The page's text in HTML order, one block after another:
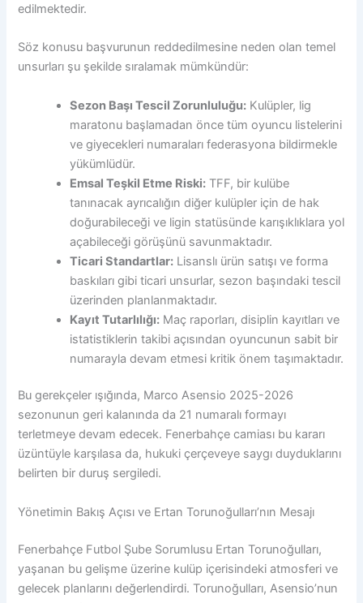
edilmektedir.
Söz konusu başvurunun reddedilmesine neden olan temel
unsurları şu şekilde sıralamak mümkündür:
Sezon Başı Tescil Zorunluluğu: Kulüpler, lig
maratonu başlamadan önce tüm oyuncu listelerini
ve giyecekleri numaraları federasyona bildirmekle
yükümlüdür.
Emsal Teşkil Etme Riski: TFF, bir kulübe
tanınacak ayrıcalığın diğer kulüpler için de hak
doğurabileceği ve ligin statüsünde karışıklıklara yol
açabileceği görüşünü savunmaktadır.
Ticari Standartlar: Lisanslı ürün satışı ve forma
baskıları gibi ticari unsurlar, sezon başındaki tescil
üzerinden planlanmaktadır.
Kayıt Tutarlılığı: Maç raporları, disiplin kayıtları ve
istatistiklerin takibi açısından oyuncunun sabit bir
numarayla devam etmesi kritik önem taşımaktadır.
Bu gerekçeler ışığında, Marco Asensio 2025-2026
sezonunun geri kalanında da 21 numaralı formayı
terletmeye devam edecek. Fenerbahçe camiası bu kararı
üzüntüyle karşılasa da, hukuki çerçeveye saygı duyduklarını
belirten bir duruş sergiledi.
Yönetimin Bakış Açısı ve Ertan Torunoğulları’nın Mesajı
Fenerbahçe Futbol Şube Sorumlusu Ertan Torunoğulları,
yaşanan bu gelişme üzerine kulüp içerisindeki atmosferi ve
gelecek planlarını değerlendirdi. Torunoğulları, Asensio’nun